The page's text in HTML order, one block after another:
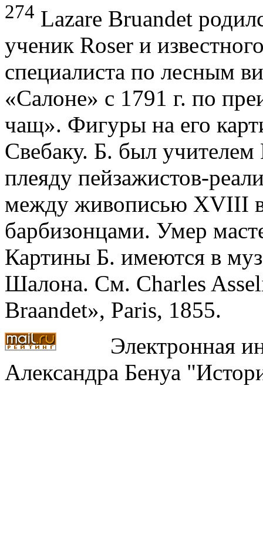
274 Lazare Bruandet
ученик Roser и
специалиста по лесным
«Салоне» с 1791 г. по
чащ». Фигуры на его
Свебаку. Б. был
плеяду пей­зажистов-
между живописью XVIII
барбизонцами. Умер
Картины Б. име­ются в
Шалона. См. Charles
Braandet», Paris, 1855.
Электронная
Александра Бенуа